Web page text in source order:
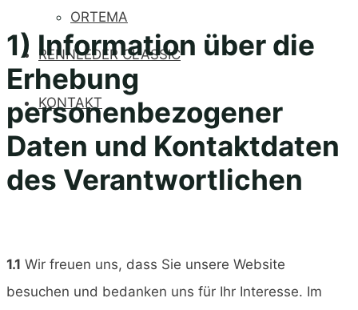
ORTEMA
RENNLEDER CLASSIC
KONTAKT
1) Information über die
Erhebung
personenbezogener
Daten und Kontaktdaten
des Verantwortlichen
1.1 Wir freuen uns, dass Sie unsere Website
besuchen und bedanken uns für Ihr Interesse. Im